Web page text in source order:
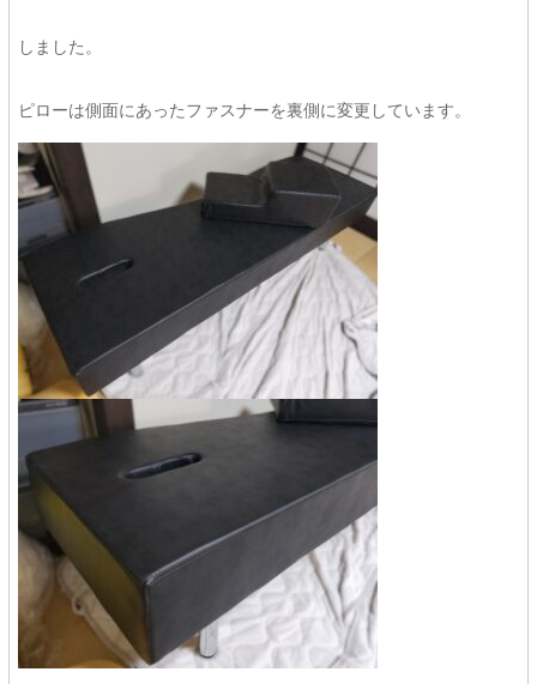
しました。
ピローは側面にあったファスナーを裏側に変更しています。